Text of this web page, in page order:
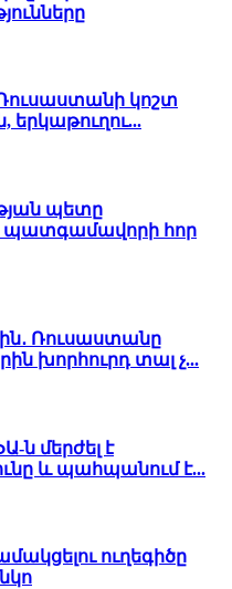
Ռուսաստանի կոշտ
երկաթուղու...
պետը
պատգամավորի հոր
Ռուսաստանը
խորհուրդ տալ չ...
ն մերժել է
և պահպանում է...
ուղեգիծը